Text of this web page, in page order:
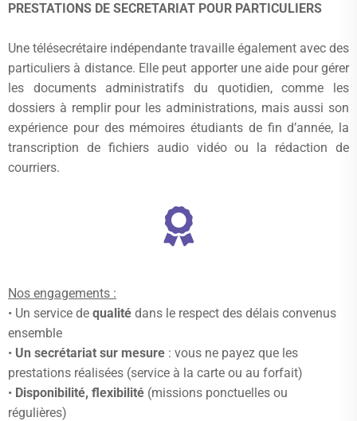
PRESTATIONS DE SECRETARIAT POUR PARTICULIERS
Une télésecrétaire indépendante travaille également avec des
particuliers à distance. Elle peut apporter une aide pour gérer
les documents administratifs du quotidien, comme les
dossiers à remplir pour les administrations, mais aussi son
expérience pour des mémoires étudiants de fin d’année, la
transcription de fichiers audio vidéo ou la rédaction de
courriers.
Nos engagements :
• Un service de qualité dans le respect des délais convenus
ensemble
• Un secrétariat sur mesure : vous ne payez que les
prestations réalisées (service à la carte ou au forfait)
• Disponibilité, flexibilité (missions ponctuelles ou
régulières)